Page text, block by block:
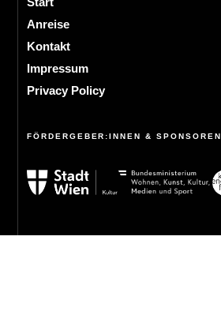
Anreise
Kontakt
Impressum
Privacy Policy
FÖRDERGEBER:INNEN & SPONSOREN